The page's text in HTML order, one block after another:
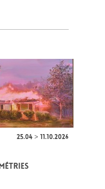
25.04 > 11.10.2026